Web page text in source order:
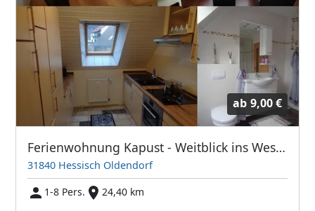
ab 9,00 €
Ferienwohnung Kapust - Weitblick ins Weserbergland
31840 Hessisch Oldendorf
1-8 Pers.
24,40 km